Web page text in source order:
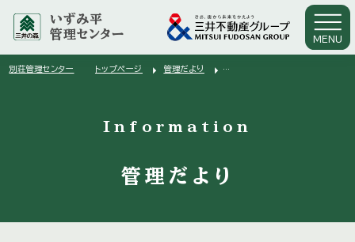
いずみ平
管理センター
MENU
別荘管理センター トップページ arrow_right 管理だより arrow_right
Information
管理だより